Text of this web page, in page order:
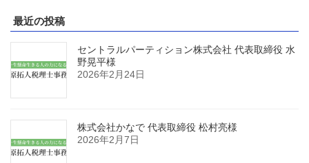
最近の投稿
セントラルパーティション株式会社 代表取締役 水
野晃平様
2026年2月24日
株式会社かなで 代表取締役 松村亮様
2026年2月7日